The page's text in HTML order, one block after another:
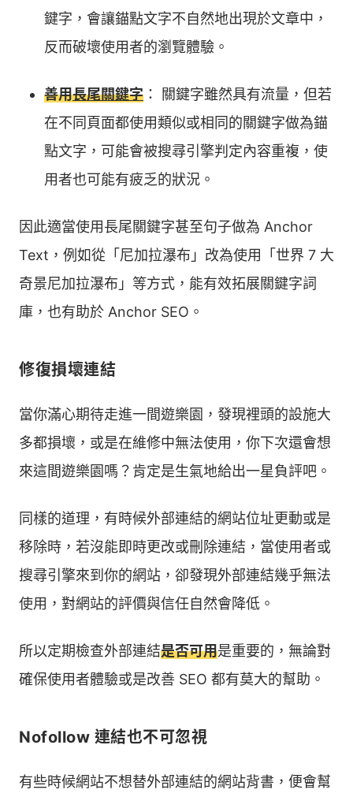
鍵字，會讓錨點文字不自然地出現於文章中，
反而破壞使用者的瀏覽體驗。
善用長尾關鍵字 ： 關鍵字雖然具有流量，但若
在不同頁面都使用類似或相同的關鍵字做為錨
點文字，可能會被搜尋引擎判定內容重複，使
用者也可能有疲乏的狀況。
因此適當使用長尾關鍵字甚至句子做為 Anchor
Text，例如從「尼加拉瀑布」改為使用「世界 7 大
奇景尼加拉瀑布」等方式，能有效拓展關鍵字詞
庫，也有助於 Anchor SEO。
修復損壞連結
當你滿心期待走進一間遊樂園，發現裡頭的設施大
多都損壞，或是在維修中無法使用，你下次還會想
來這間遊樂園嗎？肯定是生氣地給出一星負評吧。
同樣的道理，有時候外部連結的網站位址更動或是
移除時，若沒能即時更改或刪除連結，當使用者或
搜尋引擎來到你的網站，卻發現外部連結幾乎無法
使用，對網站的評價與信任自然會降低。
所以定期檢查外部連結是否可用是重要的，無論對
確保使用者體驗或是改善 SEO 都有莫大的幫助。
Nofollow 連結也不可忽視
有些時候網站不想替外部連結的網站背書，便會幫